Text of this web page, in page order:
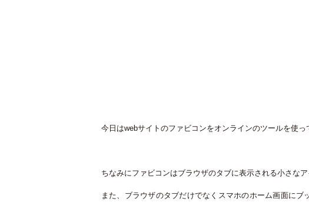
今日はwebサイトのファビコンをオンラインのツールを使っ
ちなみにファビコンはブラウザのタブに表示される小さなア
また、ブラウザのタブだけでなくスマホのホーム画面に